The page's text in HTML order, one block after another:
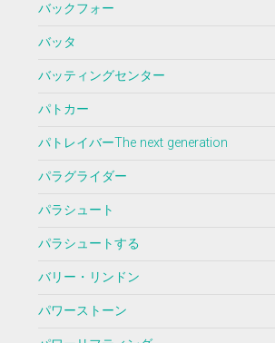
バックフォー
バッタ
バッティングセンター
パトカー
パトレイバーThe next generation
パラグライダー
パラシュート
パラシュートする
バリー・リンドン
パワーストーン